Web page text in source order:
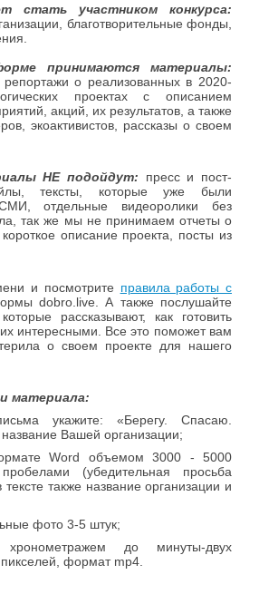
участником конкурса:
благотворительные фонды,
принимаются материалы:
репортажи о реализованных в 2020-
проектахс описанием
акций, их результатов, а также
экоактивистов, рассказы о своем
НЕ подойдут: пресс и пост-
тексты, которые уже были
отдельные видеоролики без
так же мы не принимаем отчеты о
описание проекта, посты из
и посмотрите правила работы с
dobro.live. А также послушайте
которые рассказывают, как готовить
интересными. Все это поможет вам
о своем проекте для нашего
материала:
укажите: «Берегу. Спасаю.
Вашей организации;
Word объемом 3000 - 5000
(убедительная просьба
тексте также название организации и
фото 3-5 штук;
до минуты-двух
формат mp4.